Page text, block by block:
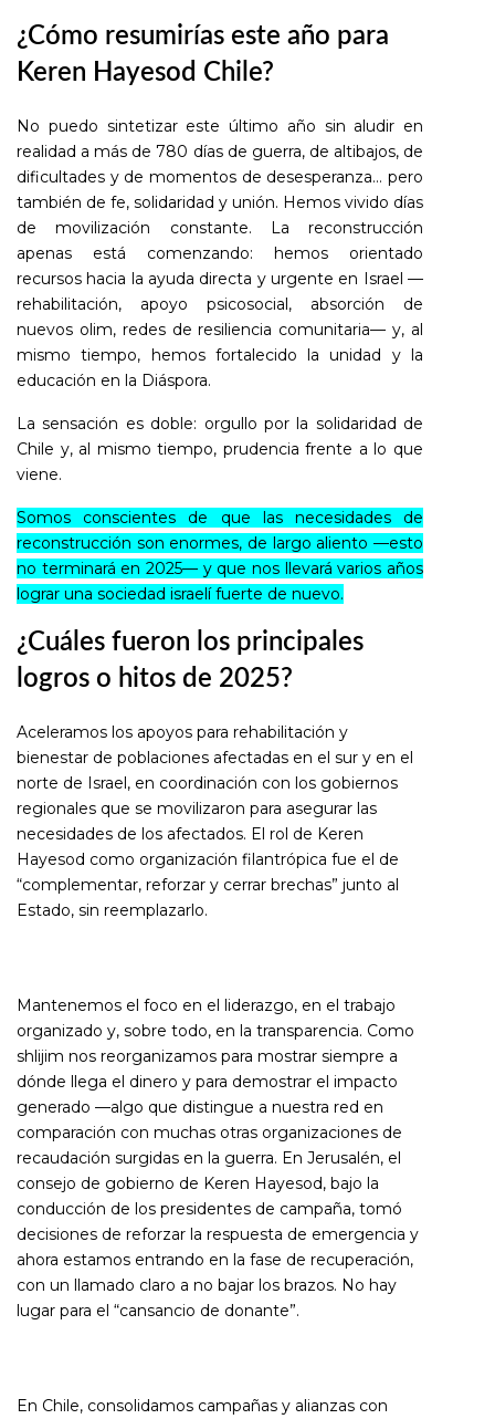
¿Cómo resumirías este año para
Keren Hayesod Chile?
No puedo sintetizar este último año sin aludir en
realidad a más de 780 días de guerra, de altibajos, de
dificultades y de momentos de desesperanza… pero
también de fe, solidaridad y unión. Hemos vivido días
de movilización constante. La reconstrucción
apenas está comenzando: hemos orientado
recursos hacia la ayuda directa y urgente en Israel —
rehabilitación, apoyo psicosocial, absorción de
nuevos olim, redes de resiliencia comunitaria— y, al
mismo tiempo, hemos fortalecido la unidad y la
educación en la Diáspora.
La sensación es doble: orgullo por la solidaridad de
Chile y, al mismo tiempo, prudencia frente a lo que
viene.
Somos conscientes de que las necesidades de
reconstrucción son enormes, de largo aliento —esto
no terminará en 2025— y que nos llevará varios años
lograr una sociedad israelí fuerte de nuevo.
¿Cuáles fueron los principales
logros o hitos de 2025?
Aceleramos los apoyos para rehabilitación y
bienestar de poblaciones afectadas en el sur y en el
norte de Israel, en coordinación con los gobiernos
regionales que se movilizaron para asegurar las
necesidades de los afectados. El rol de Keren
Hayesod como organización filantrópica fue el de
“complementar, reforzar y cerrar brechas” junto al
Estado, sin reemplazarlo.
Mantenemos el foco en el liderazgo, en el trabajo
organizado y, sobre todo, en la transparencia. Como
shlijim nos reorganizamos para mostrar siempre a
dónde llega el dinero y para demostrar el impacto
generado —algo que distingue a nuestra red en
comparación con muchas otras organizaciones de
recaudación surgidas en la guerra. En Jerusalén, el
consejo de gobierno de Keren Hayesod, bajo la
conducción de los presidentes de campaña, tomó
decisiones de reforzar la respuesta de emergencia y
ahora estamos entrando en la fase de recuperación,
con un llamado claro a no bajar los brazos. No hay
lugar para el “cansancio de donante”.
En Chile, consolidamos campañas y alianzas con